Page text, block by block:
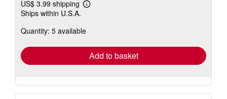
US$ 3.99 shipping
Learn
shipping
Ships within U.S.A.
Quantity: 5 available
Add to basket